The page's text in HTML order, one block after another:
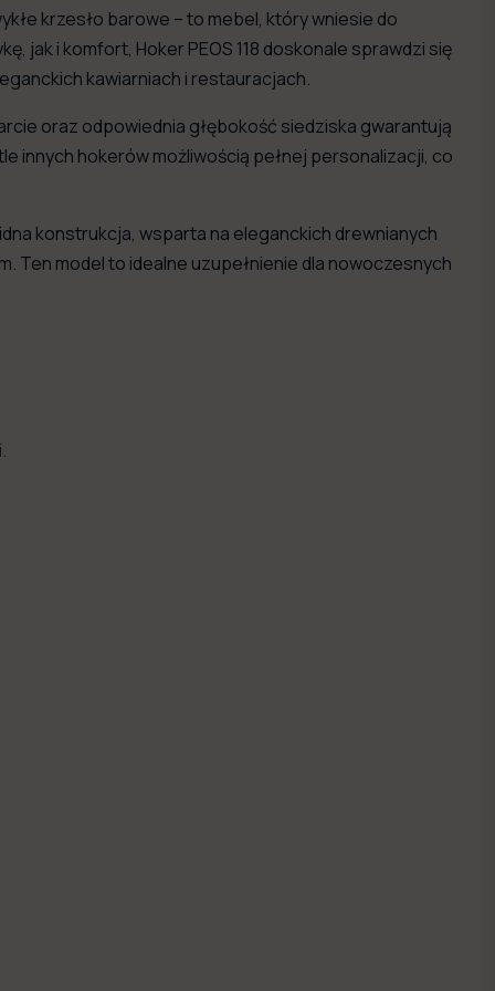
krzesło barowe – to mebel, który wniesie do
jak i komfort, Hoker PEOS 118 doskonale sprawdzi się
kawiarniach i restauracjach.
oraz odpowiednia głębokość siedziska gwarantują
innych hokerów możliwością pełnej personalizacji, co
konstrukcja, wsparta na eleganckich drewnianych
Ten model to idealne uzupełnienie dla nowoczesnych